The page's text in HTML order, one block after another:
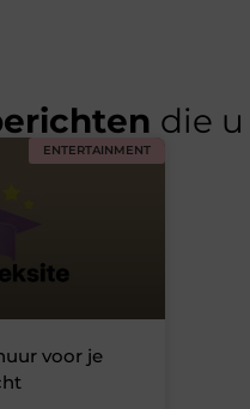
die
ENTERTAINMENT
voor je